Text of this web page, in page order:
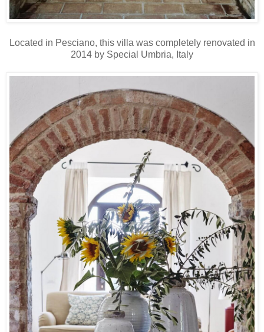
Located in Pesciano, this villa was completely renovated in
2014 by Special Umbria, Italy